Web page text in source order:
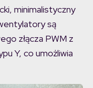
minimalistyczny
są
złącza PWM z
Y, co umożliwia